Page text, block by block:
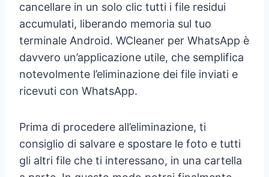
cancellare in un solo clic tutti i file residui
accumulati, liberando memoria sul tuo
terminale Android. WCleaner per WhatsApp è
davvero un’applicazione utile, che semplifica
notevolmente l’eliminazione dei file inviati e
ricevuti con WhatsApp.
Prima di procedere all’eliminazione, ti
consiglio di salvare e spostare le foto e tutti
gli altri file che ti interessano, in una cartella